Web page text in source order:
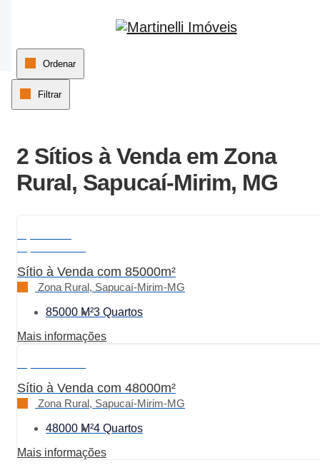
Página inicial
Ordenar
Filtrar
2 Sítios à Venda em Zona
Rural, Sapucaí-Mirim, MG
Sítio à Venda com 85000m²
Zona Rural, Sapucaí-Mirim-MG
85000 M²3 Quartos
Mais informações
Sítio à Venda com 48000m²
Zona Rural, Sapucaí-Mirim-MG
48000 M²4 Quartos
Mais informações